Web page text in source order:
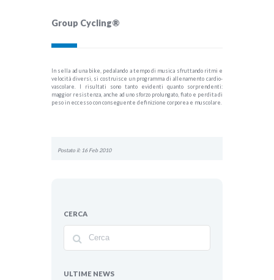
Group Cycling®
In sella ad una bike, pedalando a tempo di musica sfruttando ritmi e
velocità diversi, si costruisce un programma di allenamento cardio-
vascolare. I risultati sono tanto evidenti quanto sorprendenti:
maggior resistenza, anche ad uno sforzo prolungato, fiato e perdita di
peso in eccesso con conseguente definizione corporea e muscolare.
Postato il: 16 Feb 2010
CERCA
ULTIME NEWS